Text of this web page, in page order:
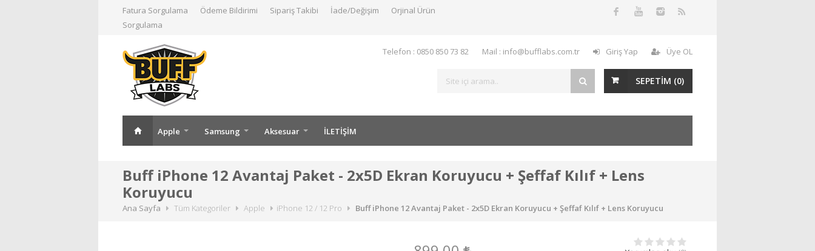
Fatura Sorgulama Ödeme Bildirimi Sipariş Takibi İade/Değişim
Orjinal Ürün
Sorgulama
Telefon : 0850 850 73 82 Mail : info@bufflabs.com.tr Giriş Yap Üye OL
SEPETİM (0)
Apple Samsung Aksesuar İLETİŞİM
Buff iPhone 12 Avantaj Paket - 2x5D Ekran Koruyucu + Şeffaf Kılıf + Lens
Koruyucu
Ana Sayfa Tüm Kategoriler Apple iPhone 12 / 12 Pro Buff iPhone 12 Avantaj Paket - 2x5D Ekran Koruyucu + Şeffaf Kılıf + Lens Koruyucu